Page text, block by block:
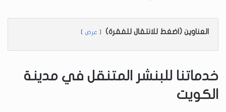
العناوين (اضغط للانتقال للفقرة) عرض
خدماتنا للبنشر المتنقل في مدينة
الكويت